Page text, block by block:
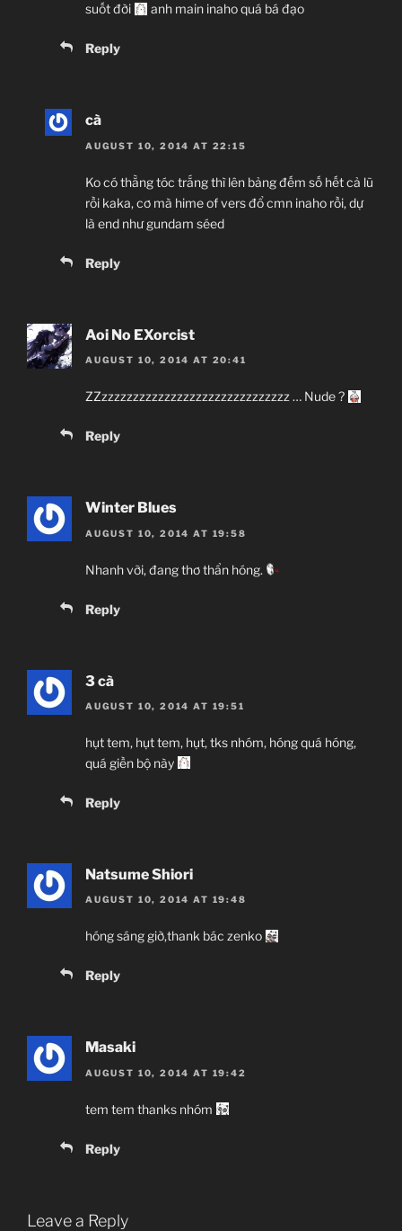
suốt đời
anh main inaho quá bá đạo
Reply
cà
AUGUST 10, 2014 AT 22:15
Ko có thằng tóc trắng thì lên bảng đếm số hết cả lũ
rồi kaka, cơ mà hime of vers đổ cmn inaho rồi, dự
là end như gundam séed
Reply
Aoi No EXorcist
AUGUST 10, 2014 AT 20:41
ZZzzzzzzzzzzzzzzzzzzzzzzzzzzzzzz … Nude ?
Reply
Winter Blues
AUGUST 10, 2014 AT 19:58
Nhanh vỡi, đang thơ thẩn hóng.
Reply
3 cà
AUGUST 10, 2014 AT 19:51
hụt tem, hụt tem, hụt, tks nhóm, hóng quá hóng,
quá giền bộ này
Reply
Natsume Shiori
AUGUST 10, 2014 AT 19:48
hóng sáng giờ,thank bác zenko
Reply
Masaki
AUGUST 10, 2014 AT 19:42
tem tem thanks nhóm
Reply
Leave a Reply